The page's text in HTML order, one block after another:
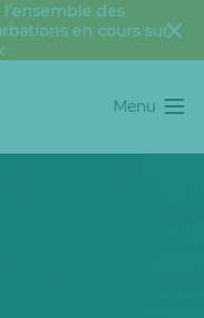
des
en cours sur
Menu